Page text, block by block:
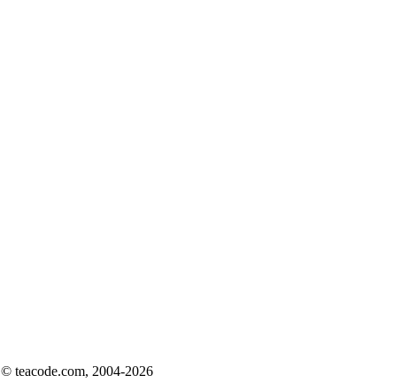
© teacode.com, 2004-2026